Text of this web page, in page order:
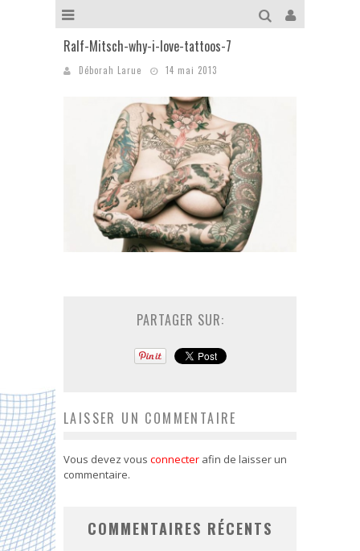
Ralf-Mitsch-why-i-love-tattoos-7
Déborah Larue 14 mai 2013
PARTAGER SUR:
LAISSER UN COMMENTAIRE
Vous devez vous connecter afin de laisser un
commentaire.
COMMENTAIRES RÉCENTS